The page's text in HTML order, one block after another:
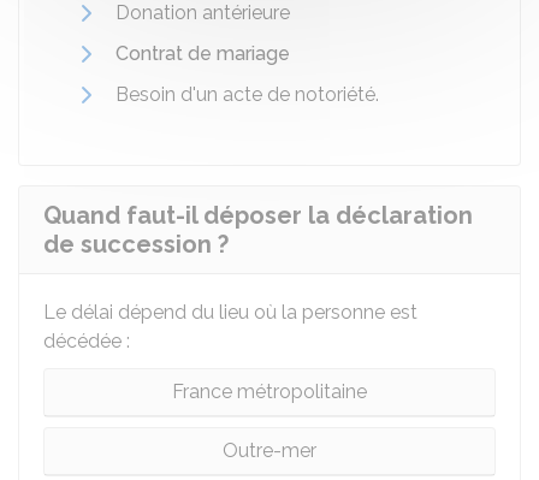
Donation antérieure
Contrat de mariage
Besoin d'un acte de notoriété.
Quand faut-il déposer la déclaration
de succession ?
Le délai dépend du lieu où la personne est
décédée :
France métropolitaine
Outre-mer